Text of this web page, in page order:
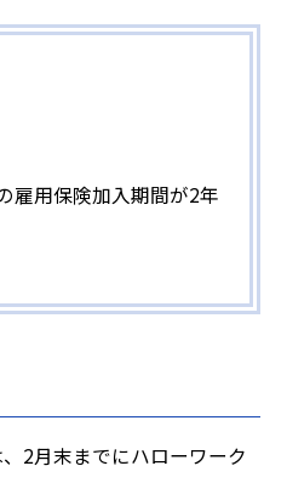
雇用保険加入期間が2年
2月末までにハローワーク